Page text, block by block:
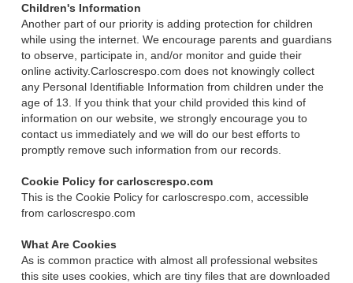
Children's Information
Another part of our priority is adding protection for children
while using the internet. We encourage parents and guardians
to observe, participate in, and/or monitor and guide their
online activity.Carloscrespo.com does not knowingly collect
any Personal Identifiable Information from children under the
age of 13. If you think that your child provided this kind of
information on our website, we strongly encourage you to
contact us immediately and we will do our best efforts to
promptly remove such information from our records.
Cookie Policy for carloscrespo.com
This is the Cookie Policy for carloscrespo.com, accessible
from carloscrespo.com
What Are Cookies
As is common practice with almost all professional websites
this site uses cookies, which are tiny files that are downloaded